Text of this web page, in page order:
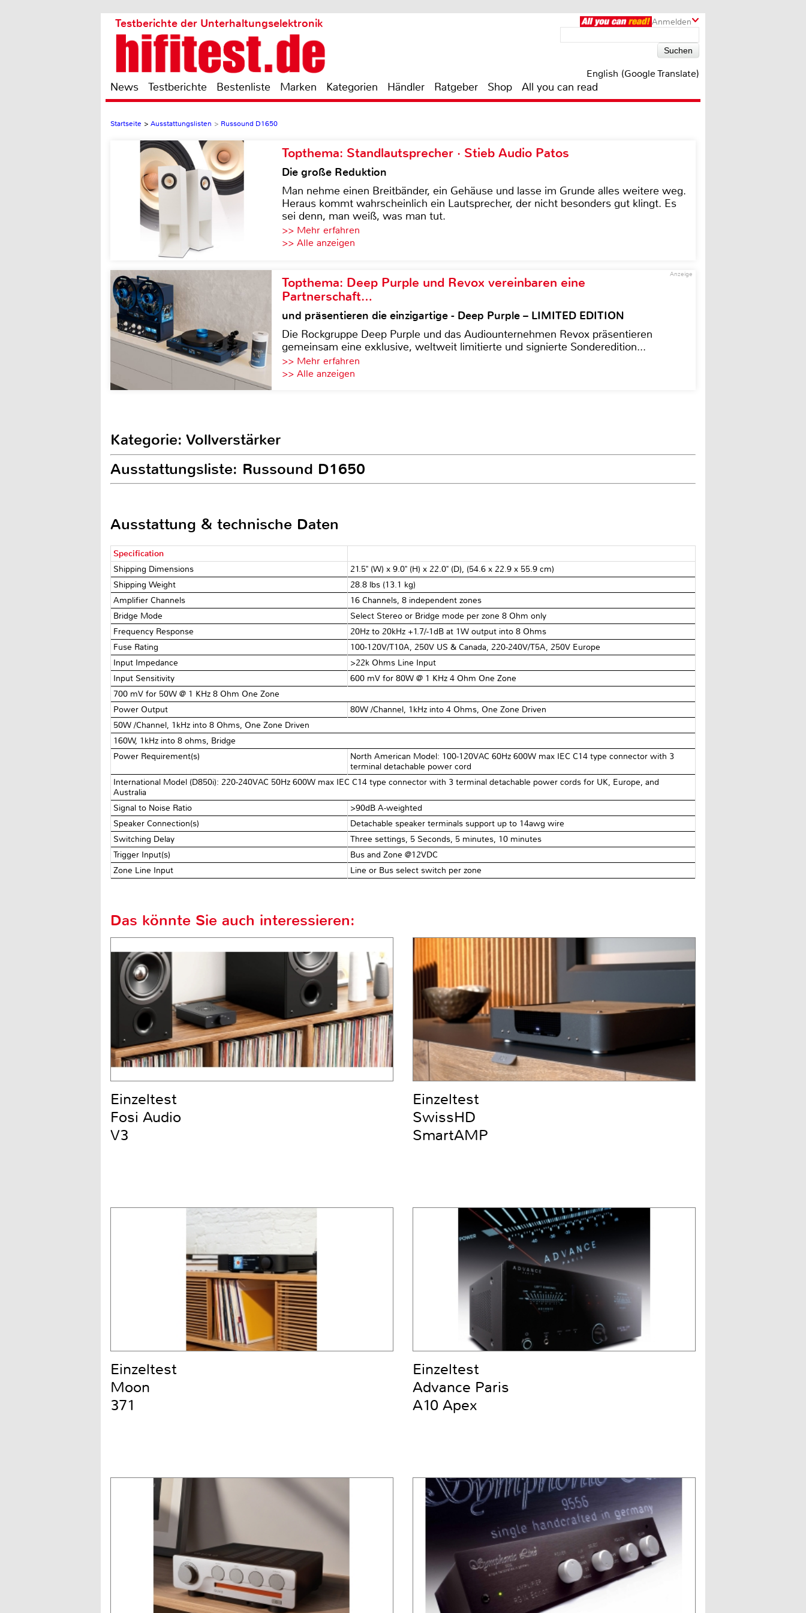
Anmelden
Testberichte der Unterhaltungselektronik
English (Google Translate)
News Testberichte Bestenliste Marken Kategorien Händler Ratgeber Shop All you can read
Startseite > Ausstattungslisten > Russound D1650
Topthema: Standlautsprecher · Stieb Audio Patos
Die große Reduktion
Man nehme einen Breitbänder, ein Gehäuse und lasse im Grunde alles weitere weg.
Heraus kommt wahrscheinlich ein Lautsprecher, der nicht besonders gut klingt. Es
sei denn, man weiß, was man tut.
>> Mehr erfahren
>> Alle anzeigen
Anzeige
Topthema: Deep Purple und Revox vereinbaren eine
Partnerschaft…
und präsentieren die einzigartige - Deep Purple – LIMITED EDITION
Die Rockgruppe Deep Purple und das Audiounternehmen Revox präsentieren
gemeinsam eine exklusive, weltweit limitierte und signierte Sonderedition...
>> Mehr erfahren
>> Alle anzeigen
Kategorie: Vollverstärker
Ausstattungsliste: Russound D1650
Ausstattung & technische Daten
Specification
Shipping Dimensions
21.5" (W) x 9.0" (H) x 22.0" (D), (54.6 x 22.9 x 55.9 cm)
Shipping Weight
28.8 lbs (13.1 kg)
Amplifier Channels
16 Channels, 8 independent zones
Bridge Mode
Select Stereo or Bridge mode per zone 8 Ohm only
Frequency Response
20Hz to 20kHz +1.7/-1dB at 1W output into 8 Ohms
Fuse Rating
100-120V/T10A, 250V US & Canada, 220-240V/T5A, 250V Europe
Input Impedance
>22k Ohms Line Input
Input Sensitivity
600 mV for 80W @ 1 KHz 4 Ohm One Zone
700 mV for 50W @ 1 KHz 8 Ohm One Zone
Power Output
80W /Channel, 1kHz into 4 Ohms, One Zone Driven
50W /Channel, 1kHz into 8 Ohms, One Zone Driven
160W, 1kHz into 8 ohms, Bridge
Power Requirement(s)
North American Model: 100-120VAC 60Hz 600W max IEC C14 type connector with 3
terminal detachable power cord
International Model (D850i): 220-240VAC 50Hz 600W max IEC C14 type connector with 3 terminal detachable power cords for UK, Europe, and
Australia
Signal to Noise Ratio
>90dB A-weighted
Speaker Connection(s)
Detachable speaker terminals support up to 14awg wire
Switching Delay
Three settings, 5 Seconds, 5 minutes, 10 minutes
Trigger Input(s)
Bus and Zone @12VDC
Zone Line Input
Line or Bus select switch per zone
Das könnte Sie auch interessieren:
Einzeltest
Fosi Audio
V3
Einzeltest
SwissHD
SmartAMP
Einzeltest
Moon
371
Einzeltest
Advance Paris
A10 Apex